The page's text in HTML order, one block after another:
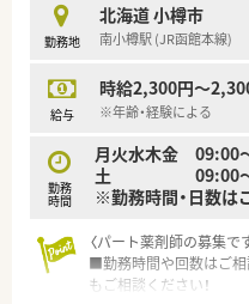
勤務地
北海道 小樽市
南小樽駅 (JR函館本線)
給与
時給2,300円～
※年齢・経験による
勤務
時間
月火水木金 09:00～
土 09:00～
※勤務時間・日数は
〈パート薬剤師の募集で
■勤務時間や回数はご相
もご相談ください！